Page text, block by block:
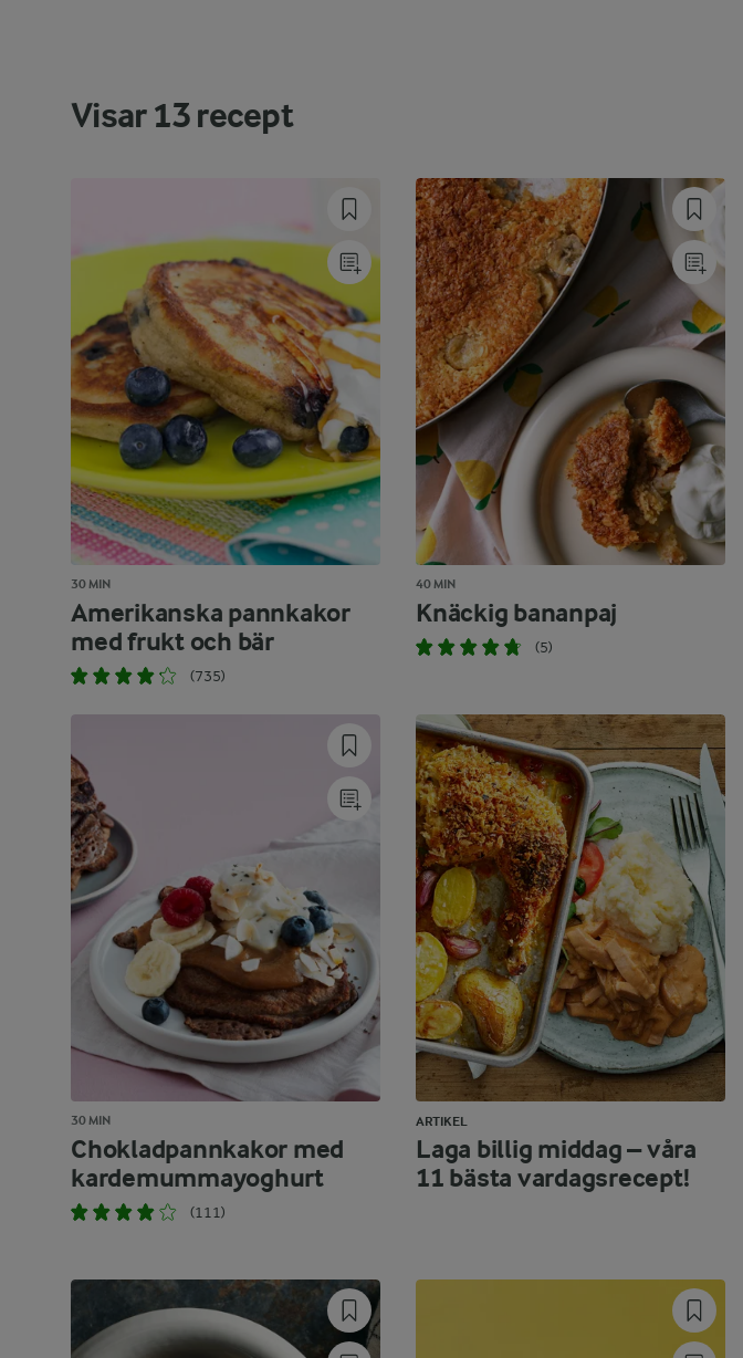
Visar13recept
30 MIN
Amerikanska pannkakor
med frukt och bär
(735)
40 MIN
Knäckig bananpaj
(5)
BANANPLÄTTAR
BANANPAJ
BANANMUFFINS
BANANPUDDING
VANILJSIRAP
SIRAPSBRÖD
30 MIN
Chokladpannkakor med
kardemummayoghurt
(111)
ARTIKEL
Laga billig middag – våra
11 bästa vardagsrecept!